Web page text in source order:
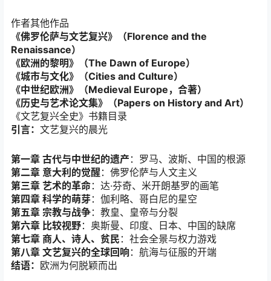
作者其他作品
《佛罗伦萨与文艺复兴》（Florence and the
Renaissance）
《欧洲的黎明》（The Dawn of Europe）
《城市与文化》（Cities and Culture）
《中世纪欧洲》（Medieval Europe，合著）
《历史与艺术论文集》（Papers on History and Art）
《文艺复兴全史》书籍目录
引言： 文艺复兴的晨光
第一章 古代与中世纪的遗产 ：罗马、波斯、中国的根源
第二章 意大利的觉醒：佛罗伦萨与人文主义
第三章 艺术的革命：达·芬奇、米开朗基罗的画笔
第四章 科学的萌芽：伽利略、哥白尼的星空
第五章 宗教与战争：教皇、皇帝与分裂
第六章 比较视野：奥斯曼、印度、日本、中国的缺席
第七章 商人、诗人、贫民 ：社会全景与权力游戏
第八章 文艺复兴的全球回响：航海与征服的开端
结语： 欧洲为何脱颖而出